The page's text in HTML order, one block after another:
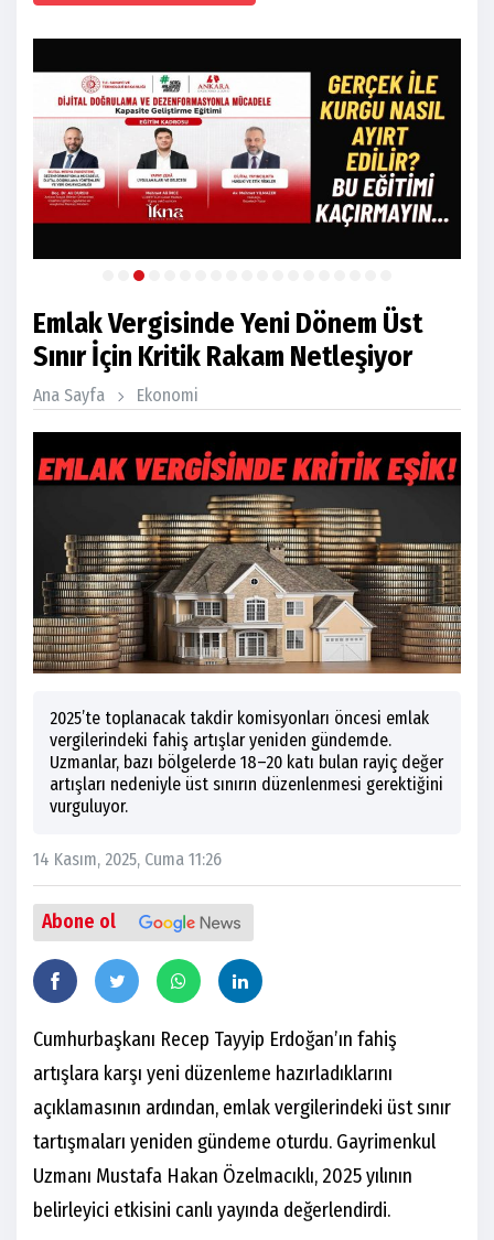
Emlak Vergisinde Yeni Dönem Üst
Sınır İçin Kritik Rakam Netleşiyor
Ana Sayfa Ekonomi
2025’te toplanacak takdir komisyonları öncesi emlak
vergilerindeki fahiş artışlar yeniden gündemde.
Uzmanlar, bazı bölgelerde 18–20 katı bulan rayiç değer
artışları nedeniyle üst sınırın düzenlenmesi gerektiğini
vurguluyor.
14 Kasım, 2025, Cuma 11:26
Abone ol
Cumhurbaşkanı Recep Tayyip Erdoğan’ın fahiş
artışlara karşı yeni düzenleme hazırladıklarını
açıklamasının ardından, emlak vergilerindeki üst sınır
tartışmaları yeniden gündeme oturdu. Gayrimenkul
Uzmanı Mustafa Hakan Özelmacıklı, 2025 yılının
belirleyici etkisini canlı yayında değerlendirdi.